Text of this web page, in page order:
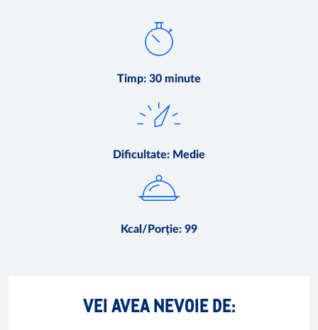
Timp: 30 minute
Dificultate: Medie
Kcal/Porție: 99
VEI AVEA NEVOIE DE: